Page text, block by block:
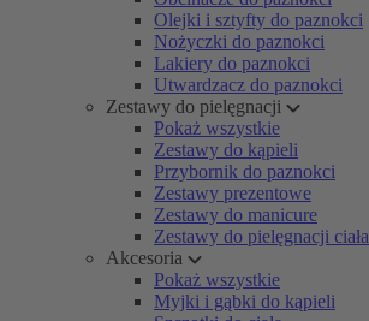
Olejki i sztyfty do paznokci
Nożyczki do paznokci
Lakiery do paznokci
Utwardzacz do paznokci
Zestawy do pielęgnacji
Pokaż wszystkie
Zestawy do kąpieli
Przybornik do paznokci
Zestawy prezentowe
Zestawy do manicure
Zestawy do pielęgnacji ciała
Akcesoria
Pokaż wszystkie
Myjki i gąbki do kąpieli